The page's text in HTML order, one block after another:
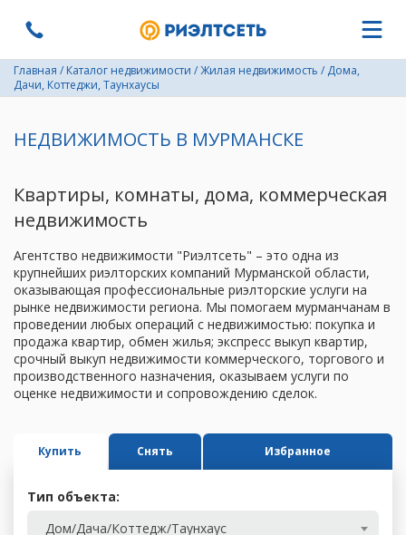
Главная / Каталог недвижимости /Жилая недвижимость / Дома,
Дачи, Коттеджи, Таунхаусы
НЕДВИЖИМОСТЬ В МУРМАНСКЕ
Квартиры, комнаты, дома, коммерческая
недвижимость
Агентство недвижимости "Риэлтсеть" – это одна из
крупнейших риэлторских компаний Мурманской области,
оказывающая профессиональные риэлторские услуги на
рынке недвижимости региона. Мы помогаем мурманчанам в
проведении любых операций с недвижимостью: покупка и
продажа квартир, обмен жилья; экспресс выкуп квартир,
срочный выкуп недвижимости коммерческого, торгового и
производственного назначения, оказываем услуги по
оценке недвижимости и сопровождению сделок.
Купить Снять Избранное
Тип объекта:
Дом/Дача/Коттедж/Таунхаус